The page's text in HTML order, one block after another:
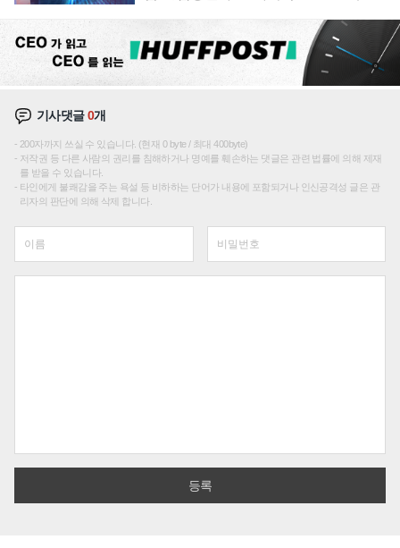
기사댓글0개
200자까지 쓰실 수 있습니다. (현재 0 byte / 최대 400byte)
저작권 등 다른 사람의 권리를 침해하거나 명예를 훼손하는 댓글은 관련 법률에 의해 제재
를 받을 수 있습니다.
타인에게 불쾌감을 주는 욕설 등 비하하는 단어가 내용에 포함되거나 인신공격성 글은 관
리자의 판단에 의해 삭제 합니다.